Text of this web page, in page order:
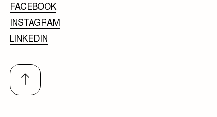
FACEBOOK
INSTAGRAM
LINKEDIN